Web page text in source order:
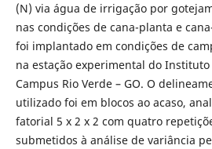
(N) via água de irrigação por
nas condições de cana-planta e
foi implantado em condições de
na estação experimental do Instituto
Campus Rio Verde – GO. O
utilizado foi em blocos ao acaso,
fatorial 5 x 2 x 2 com quatro
submetidos à análise de variância